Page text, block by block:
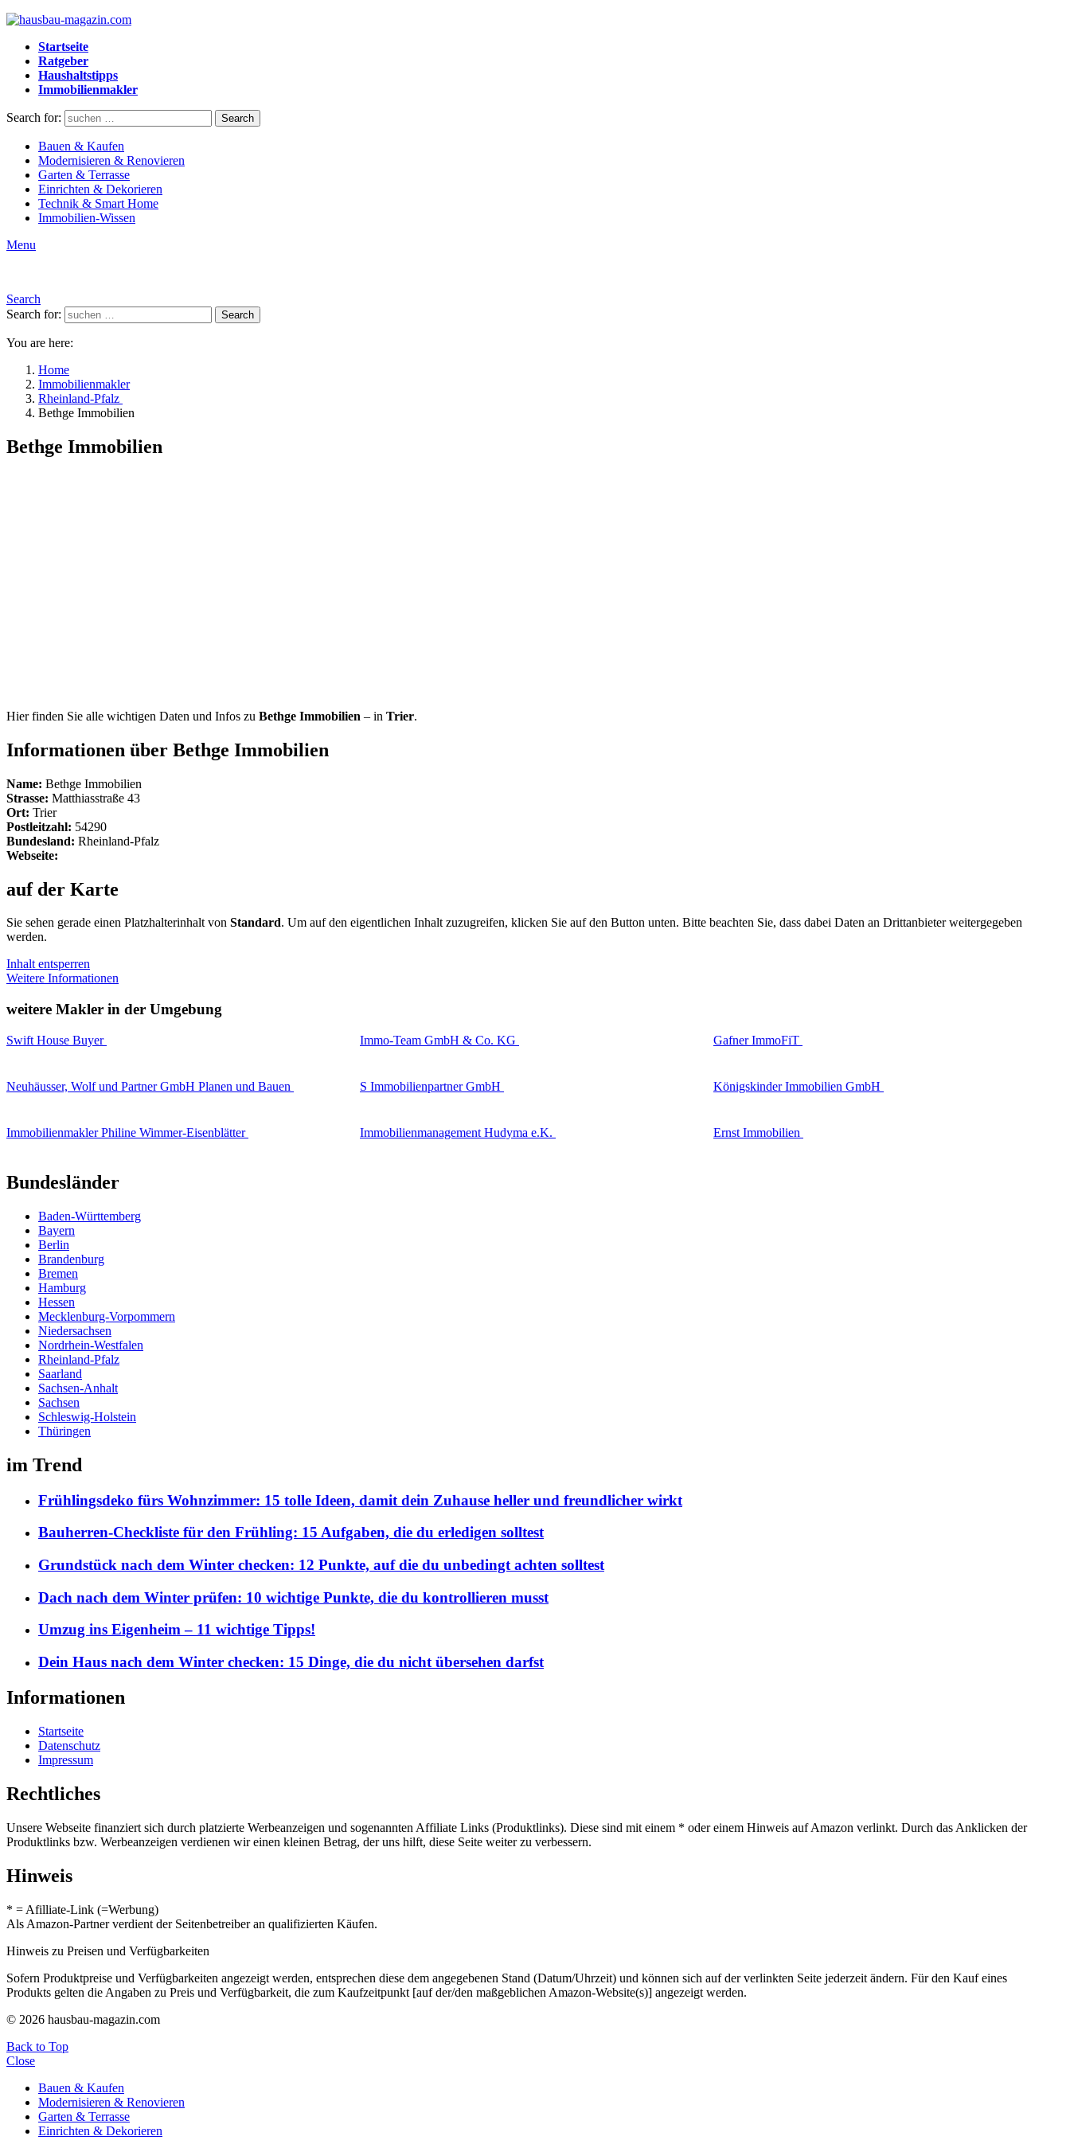
Startseite
Ratgeber
Haushaltstipps
Immobilienmakler
Search for: Search
Bauen & Kaufen
Modernisieren & Renovieren
Garten & Terrasse
Einrichten & Dekorieren
Technik & Smart Home
Immobilien-Wissen
Menu
Search
Search for:
Search
You are here:
Home
Immobilienmakler
Rheinland-Pfalz
Bethge Immobilien
Bethge Immobilien
Hier finden Sie alle wichtigen Daten und Infos zu Bethge Immobilien – in Trier.
Informationen über Bethge Immobilien
Name: Bethge Immobilien
Strasse: Matthiasstraße 43
Ort: Trier
Postleitzahl: 54290
Bundesland: Rheinland-Pfalz
Webseite:
auf der Karte
Sie sehen gerade einen Platzhalterinhalt von Standard. Um auf den eigentlichen Inhalt zuzugreifen, klicken Sie auf den Button unten. Bitte beachten Sie, dass dabei Daten an Drittanbieter weitergegeben
werden.
Inhalt entsperren
Weitere Informationen
weitere Makler in der Umgebung
Swift House Buyer Immo-Team GmbH & Co. KG Gafner ImmoFiT
Neuhäusser, Wolf und Partner GmbH Planen und Bauen S Immobilienpartner GmbH Königskinder Immobilien GmbH
Immobilienmakler Philine Wimmer-Eisenblätter Immobilienmanagement Hudyma e.K. Ernst Immobilien
Bundesländer
Baden-Württemberg
Bayern
Berlin
Brandenburg
Bremen
Hamburg
Hessen
Mecklenburg-Vorpommern
Niedersachsen
Nordrhein-Westfalen
Rheinland-Pfalz
Saarland
Sachsen-Anhalt
Sachsen
Schleswig-Holstein
Thüringen
im Trend
Frühlingsdeko fürs Wohnzimmer: 15 tolle Ideen, damit dein Zuhause heller und freundlicher wirkt
Bauherren-Checkliste für den Frühling: 15 Aufgaben, die du erledigen solltest
Grundstück nach dem Winter checken: 12 Punkte, auf die du unbedingt achten solltest
Dach nach dem Winter prüfen: 10 wichtige Punkte, die du kontrollieren musst
Umzug ins Eigenheim – 11 wichtige Tipps!
Dein Haus nach dem Winter checken: 15 Dinge, die du nicht übersehen darfst
Informationen
Startseite
Datenschutz
Impressum
Rechtliches
Unsere Webseite finanziert sich durch platzierte Werbeanzeigen und sogenannten Affiliate Links (Produktlinks). Diese sind mit einem * oder einem Hinweis auf Amazon verlinkt. Durch das Anklicken der
Produktlinks bzw. Werbeanzeigen verdienen wir einen kleinen Betrag, der uns hilft, diese Seite weiter zu verbessern.
Hinweis
* = Afilliate-Link (=Werbung)
Als Amazon-Partner verdient der Seitenbetreiber an qualifizierten Käufen.
Hinweis zu Preisen und Verfügbarkeiten
Sofern Produktpreise und Verfügbarkeiten angezeigt werden, entsprechen diese dem angegebenen Stand (Datum/Uhrzeit) und können sich auf der verlinkten Seite jederzeit ändern. Für den Kauf eines
Produkts gelten die Angaben zu Preis und Verfügbarkeit, die zum Kaufzeitpunkt [auf der/den maßgeblichen Amazon-Website(s)] angezeigt werden.
© 2026 hausbau-magazin.com
Back to Top
Close
Bauen & Kaufen
Modernisieren & Renovieren
Garten & Terrasse
Einrichten & Dekorieren